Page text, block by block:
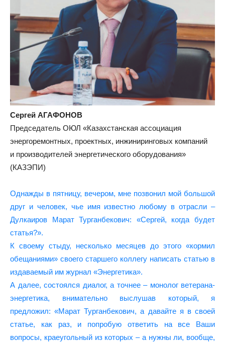
Сергей АГАФОНОВ
Председатель ОЮЛ «Казахстанская ассоциация
энергоремонтных, проектных, инжиниринговых компаний
и производителей энергетического оборудования»
(КАЗЭПИ)
Однажды в пятницу, вечером, мне позвонил мой большой
друг и человек, чье имя известно любому в отрасли –
Дулкаиров Марат Турганбекович: «Сергей, когда будет
статья?».
К своему стыду, несколько месяцев до этого «кормил
обещаниями» своего старшего коллегу написать статью в
издаваемый им журнал «Энергетика».
А далее, состоялся диалог, а точнее – монолог ветерана-
энергетика, внимательно выслушав который, я
предложил: «Марат Турганбекович, а давайте я в своей
статье, как раз, и попробую ответить на все Ваши
вопросы, краеугольный из которых – а нужны ли, вообще,